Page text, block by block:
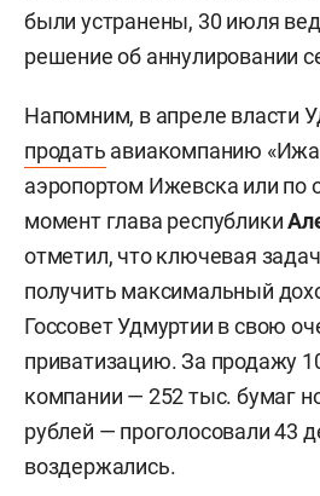
были устранены, 30 июля
решение об аннулировании
Напомним, в апреле власти
продать авиакомпанию
аэропортом Ижевска или по
момент глава республики
отметил, что ключевая
получить максимальный
Госсовет Удмуртии в свою
приватизацию. За продажу
компании — 252 тыс. бумаг
рублей — проголосовали 43
воздержались.